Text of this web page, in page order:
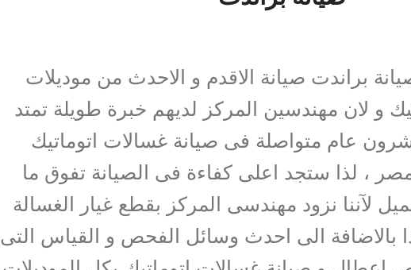
براندت صيانة الاقدم و الاحدث من موديلات
و لان مهندسين المركز لديهم خبرة طويلة تمتد
عام متواصلة فى صيانة غسالات اتوماتيك
، لذا ستجد اعلى كفاءة فى الصيانة تفوق ما
لآننا نزود مهندسى المركز بقطع غيار الغسالة
بالاضافة الى احدث وسائل الفحص و القياس التى